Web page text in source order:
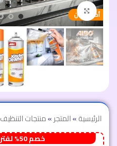
اضغط للتكبير
الرئيسية»المتجر»منتجات التنظيف
خصم 50% لفترة محدودة